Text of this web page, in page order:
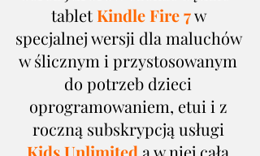
tablet Kindle Fire 7 w
specjalnej wersji dla maluchów
w ślicznym i przystosowanym
do potrzeb dzieci
oprogramowaniem, etui i z
roczną subskrypcją usługi
Kids Unlimited a w niej cała